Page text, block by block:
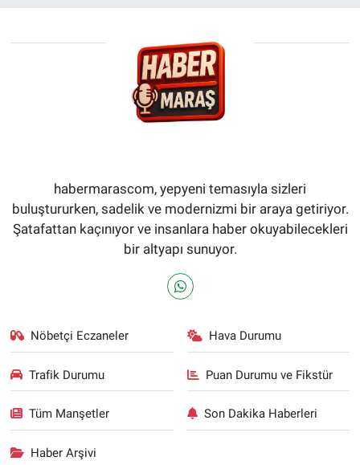
habermarascom, yepyeni temasıyla sizleri
buluştururken, sadelik ve modernizmi bir araya getiriyor.
Şatafattan kaçınıyor ve insanlara haber okuyabilecekleri
bir altyapı sunuyor.
Nöbetçi Eczaneler Hava Durumu
Trafik Durumu Puan Durumu ve Fikstür
Tüm Manşetler Son Dakika Haberleri
Haber Arşivi